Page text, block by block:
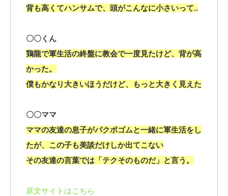
背も高くてハンサムで、頭がこんなに小さいって..
〇〇くん
鶏龍で軍生活の終盤に教会で一度見たけど、背が高
かった。
僕もかなり大きいほうだけど、もっと大きく見えた
〇〇ママ
ママの友達の息子がパクボゴムと一緒に軍生活をし
たが、この子も美談だけしか出てこない
その友達の言葉では「テクそのものだ」と言う。
原文サイトはこちら